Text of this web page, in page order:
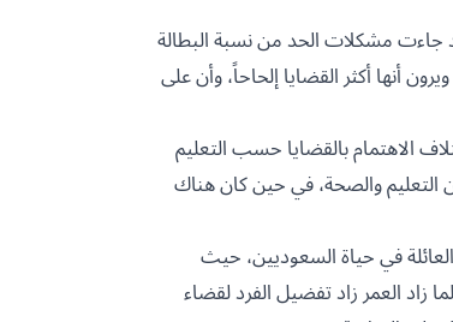
جاءت مشكلات الحد من نسبة البطالة
والتعليم (25.2%)، والصحة (24.8%)، في المقدمة، ويرون أنها أكثر القضايا إلحاحاً، وأن على
الاهتمام بالقضايا حسب التعليم
التعليم والصحة، في حين كان هناك
في حياة السعوديين، حيث
الأسرة (52%)، والعائلة بأكملها (31.1%)، وتبين أنه كلما زاد العمر زاد تفضيل الفرد لقضاء